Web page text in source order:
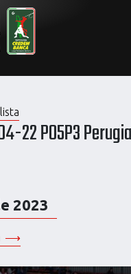
22 PO5P3
2023